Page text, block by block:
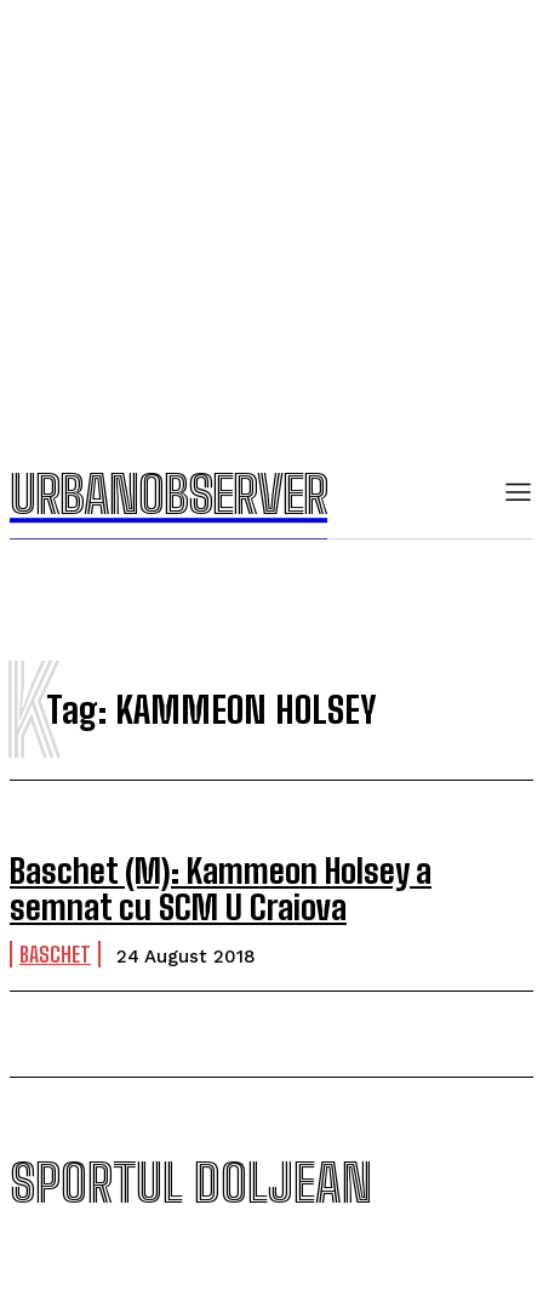
URBANOBSERVER
URBANOBSERVER
Tag: KAMMEON HOLSEY
K
Baschet (M): Kammeon Holsey a
semnat cu SCM U Craiova
BASCHET 24 August 2018
SPORTUL DOLJEAN